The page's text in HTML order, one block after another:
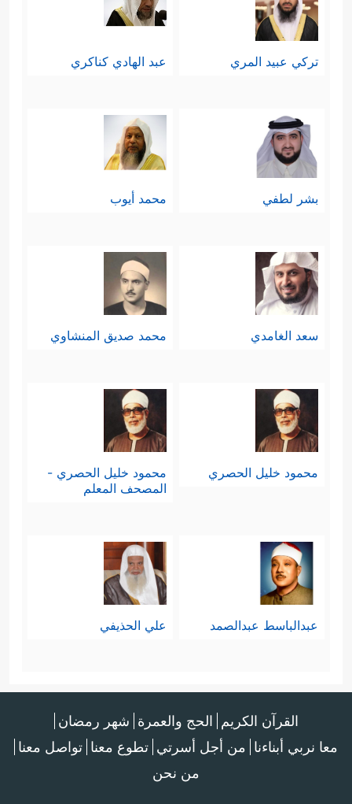
تركي عبيد المري عبد الهادي كناكري
بشر لطفي محمد أيوب
سعد الغامدي محمد صديق المنشاوي
محمود خليل الحصري
محمود خليل الحصري -
المصحف المعلم
عبدالباسط عبدالصمد علي الحذيفي
القرآن الكريم الحج والعمرة شهر رمضان
معا نربي أبناءنا من أجل أسرتي تطوع معنا تواصل معنا
من نحن